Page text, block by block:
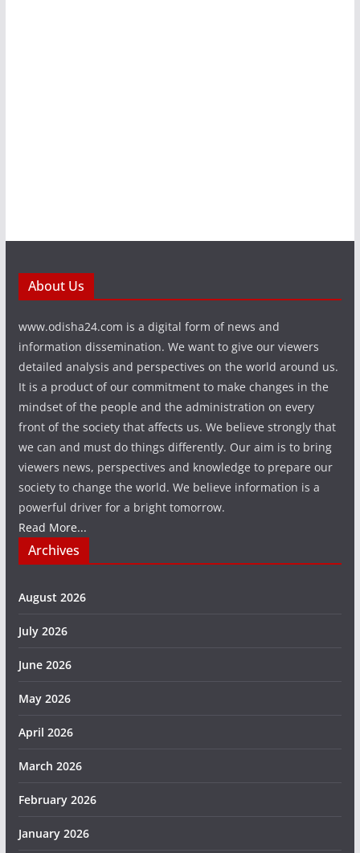
About Us
www.odisha24.com is a digital form of news and
information dissemination. We want to give our viewers
detailed analysis and perspectives on the world around us.
It is a product of our commitment to make changes in the
mindset of the people and the administration on every
front of the society that affects us. We believe strongly that
we can and must do things differently. Our aim is to bring
viewers news, perspectives and knowledge to prepare our
society to change the world. We believe information is a
powerful driver for a bright tomorrow.
Read More...
Archives
August 2026
July 2026
June 2026
May 2026
April 2026
March 2026
February 2026
January 2026